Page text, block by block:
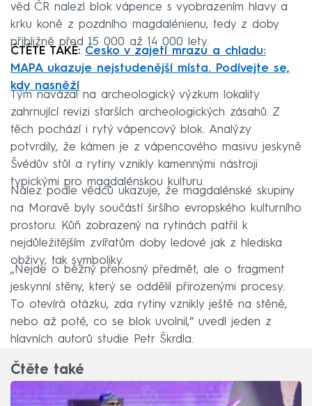
věd ČR nalezl blok vápence s vyobrazením hlavy a
krku koně z pozdního magdalénienu, tedy z doby
přibližně před 15 000 až 14 000 lety.
ČTĚTE TAKÉ: Česko v zajetí mrazu a chladu:
MAPA ukazuje nejstudenější místa. Podívejte se,
kdy nasněží
Tým navázal na archeologický výzkum lokality
zahrnující revizi starších archeologických zásahů. Z
těch pochází i rytý vápencový blok. Analýzy
potvrdily, že kámen je z vápencového masivu jeskyně
Švédův stůl a rytiny vznikly kamennými nástroji
typickými pro magdalénskou kulturu.
Nález podle vědců ukazuje, že magdalénské skupiny
na Moravě byly součástí širšího evropského kulturního
prostoru. Kůň zobrazený na rytinách patřil k
nejdůležitějším zvířatům doby ledové jak z hlediska
obživy, tak symboliky.
„Nejde o běžný přenosný předmět, ale o fragment
jeskynní stěny, který se oddělil přirozenými procesy.
To otevírá otázku, zda rytiny vznikly ještě na stěně,
nebo až poté, co se blok uvolnil,“ uvedl jeden z
hlavních autorů studie Petr Škrdla.
Čtěte také